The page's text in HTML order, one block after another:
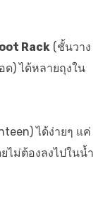
Rack (ชั้นวาง
ด) ได้หลายถุงใน
ได้ง่ายๆ แค่
ไม่ต้องลงไปในน้ำ